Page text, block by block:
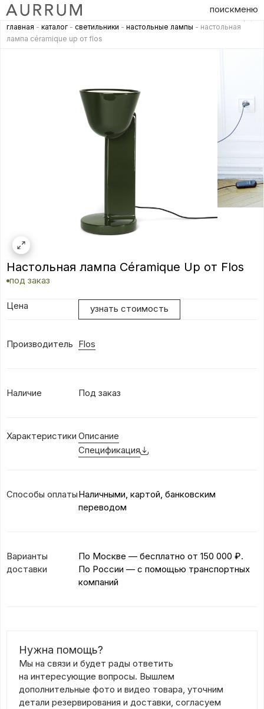
поискменю
главная - каталог - светильники - настольные лампы - настольная
лампа céramique up от flos
Настольная лампа Céramique Up от Flos
под заказ
Цена узнать стоимость
Производитель Flos
Наличие Под заказ
Характеристики Описание
Спецификация
Способы оплатыНаличными, картой, банковским
переводом
Варианты
доставки
По Москве — бесплатно от 150 000 ₽.
По России — с помощью транспортных
компаний
Нужна помощь?
Мы на связи и будет рады ответить
на интересующие вопросы. Вышлем
дополнительные фото и видео товара, уточним
детали резервирования и доставки, согласуем